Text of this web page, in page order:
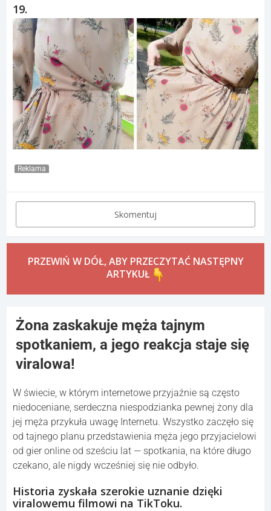
19.
Reklama
Skomentuj
PRZEWIŃ W DÓŁ, ABY PRZECZYTAĆ NASTĘPNY
ARTYKUŁ
Żona zaskakuje męża tajnym
spotkaniem, a jego reakcja staje się
viralowa!
W świecie, w którym internetowe przyjaźnie są często
niedoceniane, serdeczna niespodzianka pewnej żony dla
jej męża przykuła uwagę Internetu. Wszystko zaczęło się
od tajnego planu przedstawienia męża jego przyjacielowi
od gier online od sześciu lat — spotkania, na które długo
czekano, ale nigdy wcześniej się nie odbyło.
Historia zyskała szerokie uznanie dzięki
viralowemu filmowi na TikToku.